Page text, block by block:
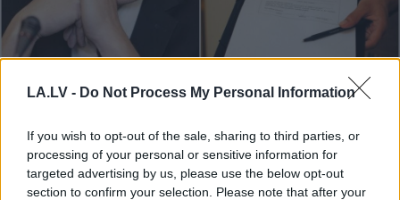
LA.LV - Do Not Process My Personal Information
If you wish to opt-out of the sale, sharing to third parties, or
processing of your personal or sensitive information for
targeted advertising by us, please use the below opt-out
section to confirm your selection. Please note that after your
“Spāņiaiz šausmām
sacēlusi vētru Latvijā, bet
ko par to domā spāņi?